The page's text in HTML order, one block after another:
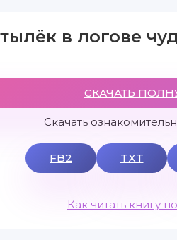
в логове
СКАЧАТЬ
Скачать
FB2 TXT
Как читать книгу